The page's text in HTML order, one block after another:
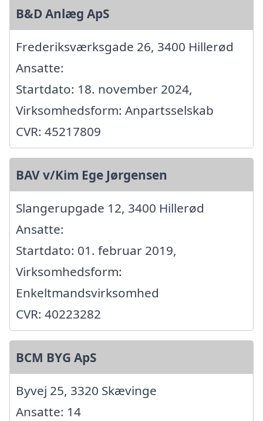
B&D Anlæg ApS
Frederiksværksgade 26, 3400 Hillerød
Ansatte:
Startdato: 18. november 2024,
Virksomhedsform: Anpartsselskab
CVR: 45217809
BAV v/Kim Ege Jørgensen
Slangerupgade 12, 3400 Hillerød
Ansatte:
Startdato: 01. februar 2019,
Virksomhedsform:
Enkeltmandsvirksomhed
CVR: 40223282
BCM BYG ApS
Byvej 25, 3320 Skævinge
Ansatte: 14